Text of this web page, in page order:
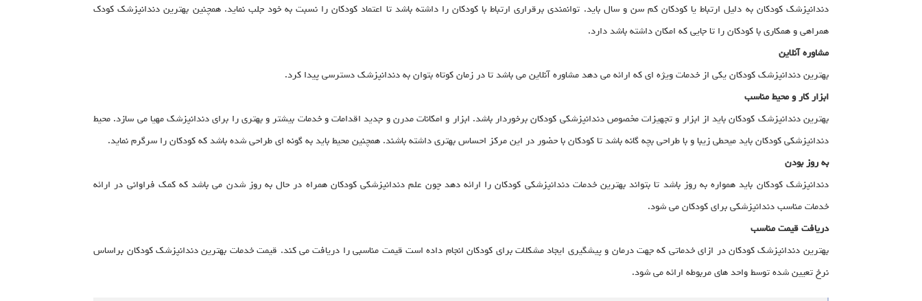
دندانپزشک کودکان به دلیل ارتباط یا کودکان کم سن و سال باید. توانمندی برقراری ارتباط با کودکان را داشته باشد تا اعتماد کودکان را نسبت به خود جلب نماید. همچنین بهترین دندانپزشک کودک
همراهی و همکاری با کودکان را تا جایی که امکان داشته باشد دارد.
مشاوره آنلاین
بهترین دندانپزشک کودکان یکی از خدمات ویژه ای که ارائه می دهد مشاوره آنلاین می باشد تا در زمان کوتاه بتوان به دندانپزشک دسترسی پیدا کرد.
ابزار کار و محیط مناسب
بهترین دندانپزشک کودکان باید از ابزار و تجهیزات مخصوص دندانپزشکی کودکان برخوردار باشد. ابزار و امکانات مدرن و جدید اقدامات و خدمات بیشتر و بهتری را برای دندانپزشک مهیا می سازد. محیط
دندانپزشکی کودکان باید میحطی زیبا و با طراحی بچه گانه باشد تا کودکان با حضور در این مرکز احساس بهتری داشته باشند. همچنین محیط باید به گونه ای طراحی شده باشد که کودکان را سرگرم نماید.
به روز بودن
دندانپزشک کودکان باید همواره به روز باشد تا بتواند بهترین خدمات دندانپزشکی کودکان را ارائه دهد چون علم دندانپزشکی کودکان همراه در حال به روز شدن می باشد که کمک فراوانی در ارائه
خدمات مناسب دندانپزشکی برای کودکان می شود.
دریافت قیمت مناسب
بهترین دندانپزشک کودکان در ازای خدماتی که جهت درمان و پیشگیری ایجاد مشکلات برای کودکان انجام داده است قیمت مناسبی را دریافت می کند. قیمت خدمات بهترین دندانپزشک کودکان براساس
نرخ تعیین شده توسط واحد های مربوطه ارائه می شود.